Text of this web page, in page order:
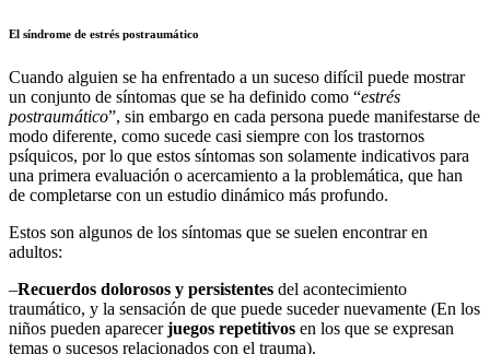
El síndrome de estrés postraumático
Cuando alguien se ha enfrentado a un suceso difícil puede mostrar
un conjunto de síntomas que se ha definido como “estrés
postraumático”, sin embargo en cada persona puede manifestarse de
modo diferente, como sucede casi siempre con los trastornos
psíquicos, por lo que estos síntomas son solamente indicativos para
una primera evaluación o acercamiento a la problemática, que han
de completarse con un estudio dinámico más profundo.
Estos son algunos de los síntomas que se suelen encontrar en
adultos:
–Recuerdos dolorosos y persistentes del acontecimiento
traumático, y la sensación de que puede suceder nuevamente (En los
niños pueden aparecerjuegos repetitivos en los que se expresan
temas o sucesos relacionados con el trauma).